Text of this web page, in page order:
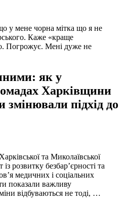
у мене чорна мітка що я не
Каже «краще
Погрожує. Мені дуже не
як у
Харківщини
підхід до
та Миколаївської
розвитку безбар’єрності та
медичних і соціальних
показали важливу
відбуваються не тоді, …